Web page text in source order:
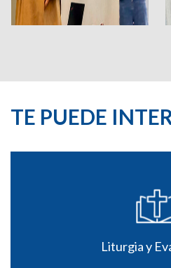
TE PUEDE
Liturgia y